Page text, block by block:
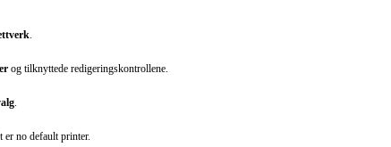
.
og tilknyttede redigeringskontrollene.
.
er no default printer.